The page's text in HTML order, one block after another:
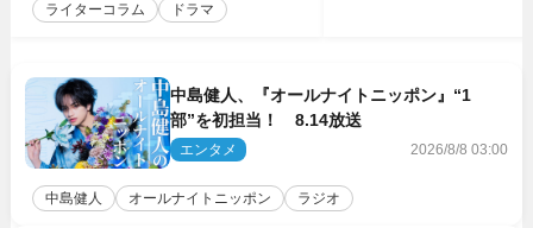
ライターコラム ドラマ
中島健人、『オールナイトニッポン』“1
部”を初担当！ 8.14放送
エンタメ 2026/8/8 03:00
中島健人 オールナイトニッポン ラジオ